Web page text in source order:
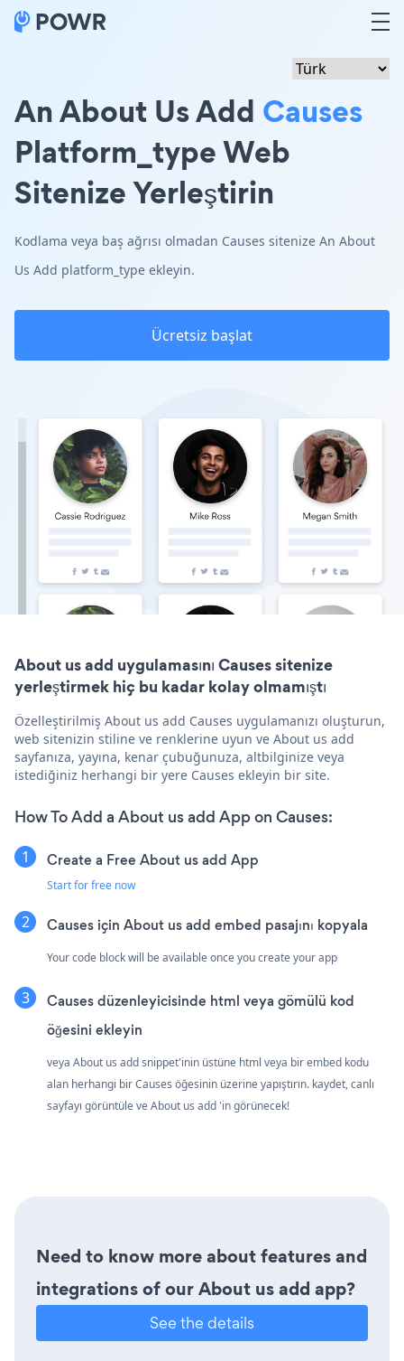
An About Us Add Causes
Platform_type Web
Sitenize Yerleştirin
Kodlama veya baş ağrısı olmadan Causes sitenize An About
Us Add platform_type ekleyin.
Ücretsiz başlat
About us add uygulamasını Causes sitenize
yerleştirmek hiç bu kadar kolay olmamıştı
Özelleştirilmiş About us add Causes uygulamanızı oluşturun,
web sitenizin stiline ve renklerine uyun ve About us add
sayfanıza, yayına, kenar çubuğunuza, altbilginize veya
istediğiniz herhangi bir yere Causes ekleyin bir site.
How To Add a About us add App on Causes:
Create a Free About us add App
Start for free now
Causes için About us add embed pasajını kopyala
Your code block will be available once you create your app
Causes düzenleyicisinde html veya gömülü kod
öğesini ekleyin
veya About us add snippet'inin üstüne html veya bir embed kodu
alan herhangi bir Causes öğesinin üzerine yapıştırın. kaydet, canlı
sayfayı görüntüle ve About us add 'in görünecek!
Need to know more about features and
integrations of our About us add app?
See the details